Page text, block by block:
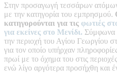
Στην προσαγωγή τεσσάρων
με την κατηγορία του εμπρησμού.
κατηγορούνται για τις φωτιές
για εκείνες στο Μενίδι. Σύμφωνα
την περιοχή του Αγίου Γεωργίου
για τον οποίο υπήρχαν
πρωί με το όχημα του στις
ενώ λίγο αργότερα προσήχθη και